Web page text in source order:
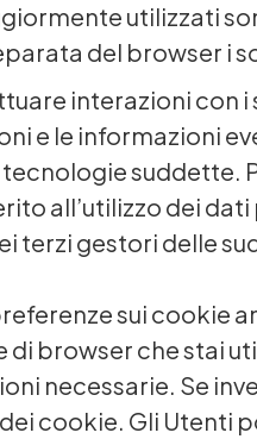
utilizzati
del browser i
interazioni
e le informazioni
suddette.
all’utilizzo dei
terzi gestori delle
sui cookie
di browser che stai
necessarie. Se
cookie. Gli Utenti